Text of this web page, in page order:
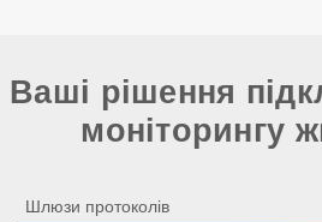
Ваші рішення
моніторингу
Шлюзи протоколів